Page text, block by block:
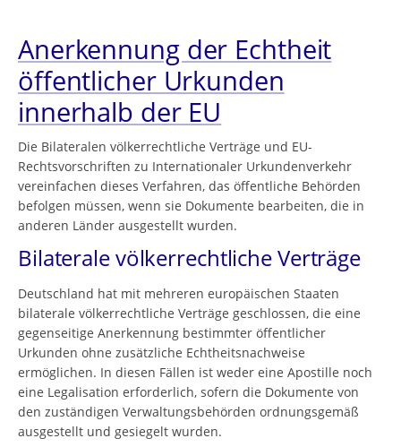
Anerkennung der Echtheit
öffentlicher Urkunden
innerhalb der EU
Die Bilateralen völkerrechtliche Verträge und EU-
Rechtsvorschriften zu Internationaler Urkundenverkehr
vereinfachen dieses Verfahren, das öffentliche Behörden
befolgen müssen, wenn sie Dokumente bearbeiten, die in
anderen Länder ausgestellt wurden.
Bilaterale völkerrechtliche Verträge
Deutschland hat mit mehreren europäischen Staaten
bilaterale völkerrechtliche Verträge geschlossen, die eine
gegenseitige Anerkennung bestimmter öffentlicher
Urkunden ohne zusätzliche Echtheitsnachweise
ermöglichen. In diesen Fällen ist weder eine Apostille noch
eine Legalisation erforderlich, sofern die Dokumente von
den zuständigen Verwaltungsbehörden ordnungsgemäß
ausgestellt und gesiegelt wurden.